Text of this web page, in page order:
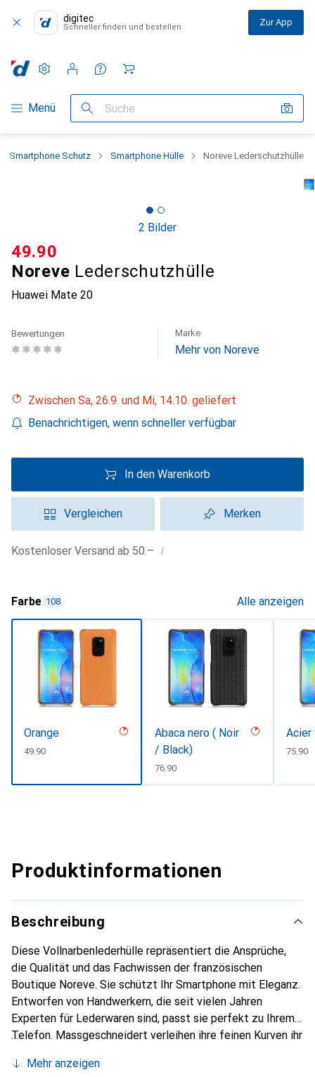
digitec
Schneller finden und bestellen Zur App
Navigation nach Kategorien
Menü Suche
Einstellungen
Kundenkonto
Vergleichslisten
Merklisten
Warenkorb
Smartphone Schutz Smartphone Hülle Noreve Lederschutzhülle
2 Bilder
Noreve Lederschutzhülle
Huawei Mate 20
CHF
49.90
Bewertungen Marke
Mehr von Noreve
Zwischen Sa, 26.9. und Mi, 14.10. geliefert
Benachrichtigen, wenn schneller verfügbar
In den Warenkorb
Vergleichen Merken
Kostenloser Versand ab 50.– i
Farbe 108 Alle anzeigen
Orange
CHF
49.90
Abaca nero ( Noir
/ Black)
CHF
76.90
Acier
CHF
75.90
Produktinformationen
Beschreibung
Diese Vollnarbenlederhülle repräsentiert die Ansprüche,
die Qualität und das Fachwissen der französischen
Boutique Noreve. Sie schützt Ihr Smartphone mit Eleganz.
Entworfen von Handwerkern, die seit vielen Jahren
Experten für Lederwaren sind, passt sie perfekt zu Ihrem
Telefon. Massgeschneidert verleihen ihre feinen Kurven ihr
unverzichtbaren Accessoire für Ihr Smartphone.
Mehr anzeigen